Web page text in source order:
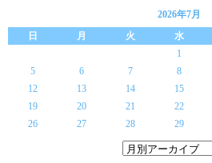
2026年7月
日
月 火 水
1
5
6 7 8
12
13 14 15
19
20 21 22
26
27 28 29